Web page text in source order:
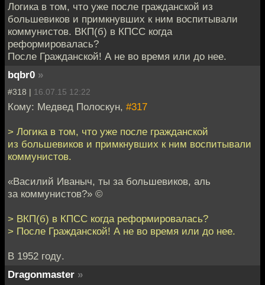
Логика в том, что уже после гражданской из
большевиков и примкнувших к ним воспитывали
коммунистов. ВКП(б) в КПСС когда
реформировалась?
После Гражданской! А не во время или до нее.
bqbr0 »
#318 | 16.07.15 12:22
Кому: Медвед Полоскун, #317
> Логика в том, что уже после гражданской
из большевиков и примкнувших к ним воспитывали
коммунистов.
«Василий Иваныч, ты за большевиков, аль
за коммунистов?» ©
> ВКП(б) в КПСС когда реформировалась?
> После Гражданской! А не во время или до нее.
В 1952 году.
Dragonmaster »